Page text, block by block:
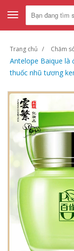
Toggle
navigation
Trang chủ Chăm
Antelope Baique là
thuốc nhũ tương